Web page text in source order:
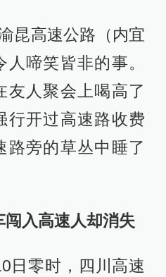
昆高速公路（内宜
啼笑皆非的事。
友人聚会上喝高了
行开过高速路收费
路旁的草丛中睡了
入高速人却消失
日零时，四川高速